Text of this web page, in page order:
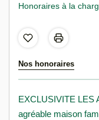
Honoraires à la
Nos honoraires
EXCLUSIVITE LES
agréable maison